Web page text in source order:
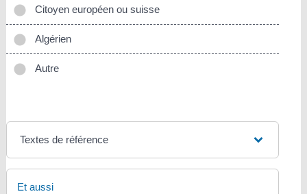
Citoyen européen ou suisse
Algérien
Autre
Textes de référence
Et aussi